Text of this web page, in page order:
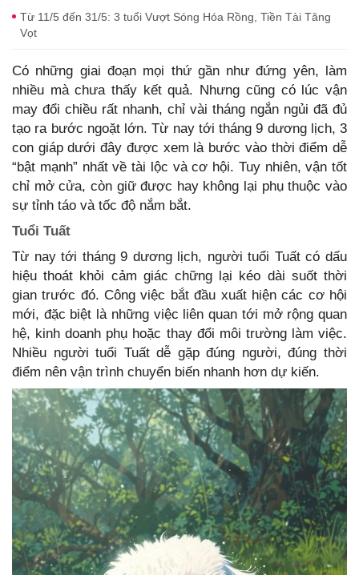
Từ 11/5 đến 31/5: 3 tuổi Vượt Sóng Hóa Rồng, Tiền Tài Tăng
Vọt
Có những giai đoạn mọi thứ gần như đứng yên, làm
nhiều mà chưa thấy kết quả. Nhưng cũng có lúc vận
may đổi chiều rất nhanh, chỉ vài tháng ngắn ngủi đã đủ
tạo ra bước ngoặt lớn. Từ nay tới tháng 9 dương lịch, 3
con giáp dưới đây được xem là bước vào thời điểm dễ
“bật mạnh” nhất về tài lộc và cơ hội. Tuy nhiên, vận tốt
chỉ mở cửa, còn giữ được hay không lại phụ thuộc vào
sự tỉnh táo và tốc độ nắm bắt.
Tuổi Tuất
Từ nay tới tháng 9 dương lịch, người tuổi Tuất có dấu
hiệu thoát khỏi cảm giác chững lại kéo dài suốt thời
gian trước đó. Công việc bắt đầu xuất hiện các cơ hội
mới, đặc biệt là những việc liên quan tới mở rộng quan
hệ, kinh doanh phụ hoặc thay đổi môi trường làm việc.
Nhiều người tuổi Tuất dễ gặp đúng người, đúng thời
điểm nên vận trình chuyển biến nhanh hơn dự kiến.